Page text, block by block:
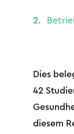
Dies
42
diesem